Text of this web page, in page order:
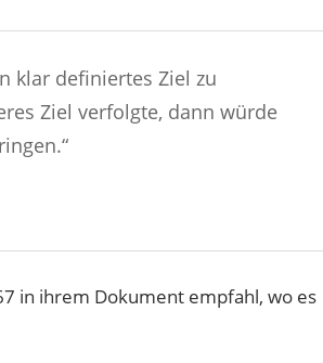
klar definiertes Ziel zu
Ziel verfolgte, dann würde
in ihrem Dokument empfahl, wo es